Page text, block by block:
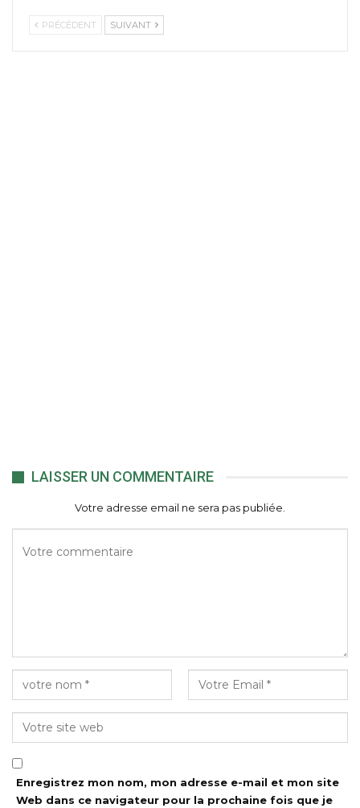
PRÉCÉDENT SUIVANT
LAISSER UN COMMENTAIRE
Votre adresse email ne sera pas publiée.
Enregistrez mon nom, mon adresse e-mail et mon site
Web dans ce navigateur pour la prochaine fois que je